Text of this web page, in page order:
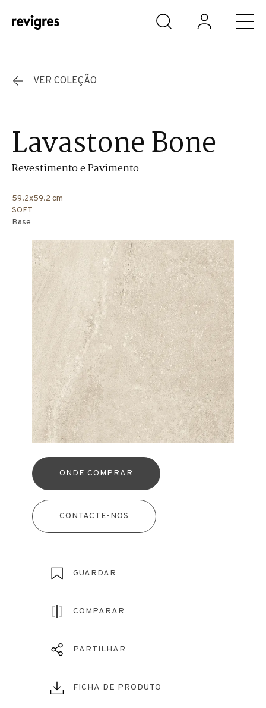
Saltar para o conteúdo principal
VER COLEÇÃO
Lavastone Bone
Revestimento e Pavimento
59.2x59.2 cm
SOFT
Base
ONDE COMPRAR
CONTACTE-NOS
GUARDAR
COMPARAR
PARTILHAR
FICHA DE PRODUTO